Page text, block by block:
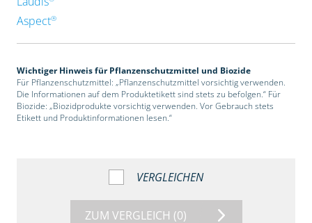
Aspect®
Wichtiger Hinweis für Pflanzenschutzmittel und Biozide
Für Pflanzenschutzmittel: „Pflanzenschutzmittel vorsichtig verwenden.
Die Informationen auf dem Produktetikett sind stets zu befolgen.“ Für
Biozide: „Biozidprodukte vorsichtig verwenden. Vor Gebrauch stets
Etikett und Produktinformationen lesen.“
VERGLEICHEN
ZUM VERGLEICH (0)